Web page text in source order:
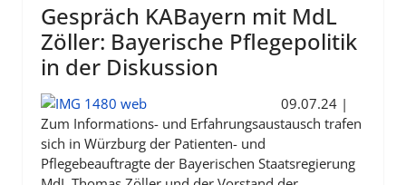
Gespräch KABayern mit MdL
Zöller: Bayerische Pflegepolitik
in der Diskussion
09.07.24 |
Zum Informations- und Erfahrungsaustausch trafen
sich in Würzburg der Patienten- und
Pflegebeauftragte der Bayerischen Staatsregierung